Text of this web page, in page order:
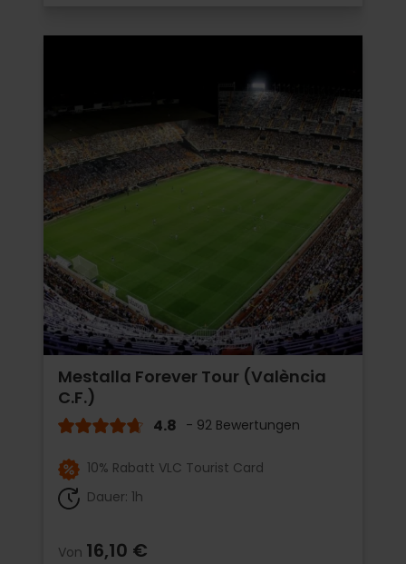
Mestalla Forever Tour (València
C.F.)
4.8 - 92 Bewertungen
10% Rabatt VLC Tourist Card
Dauer: 1h
Von 16,10 €